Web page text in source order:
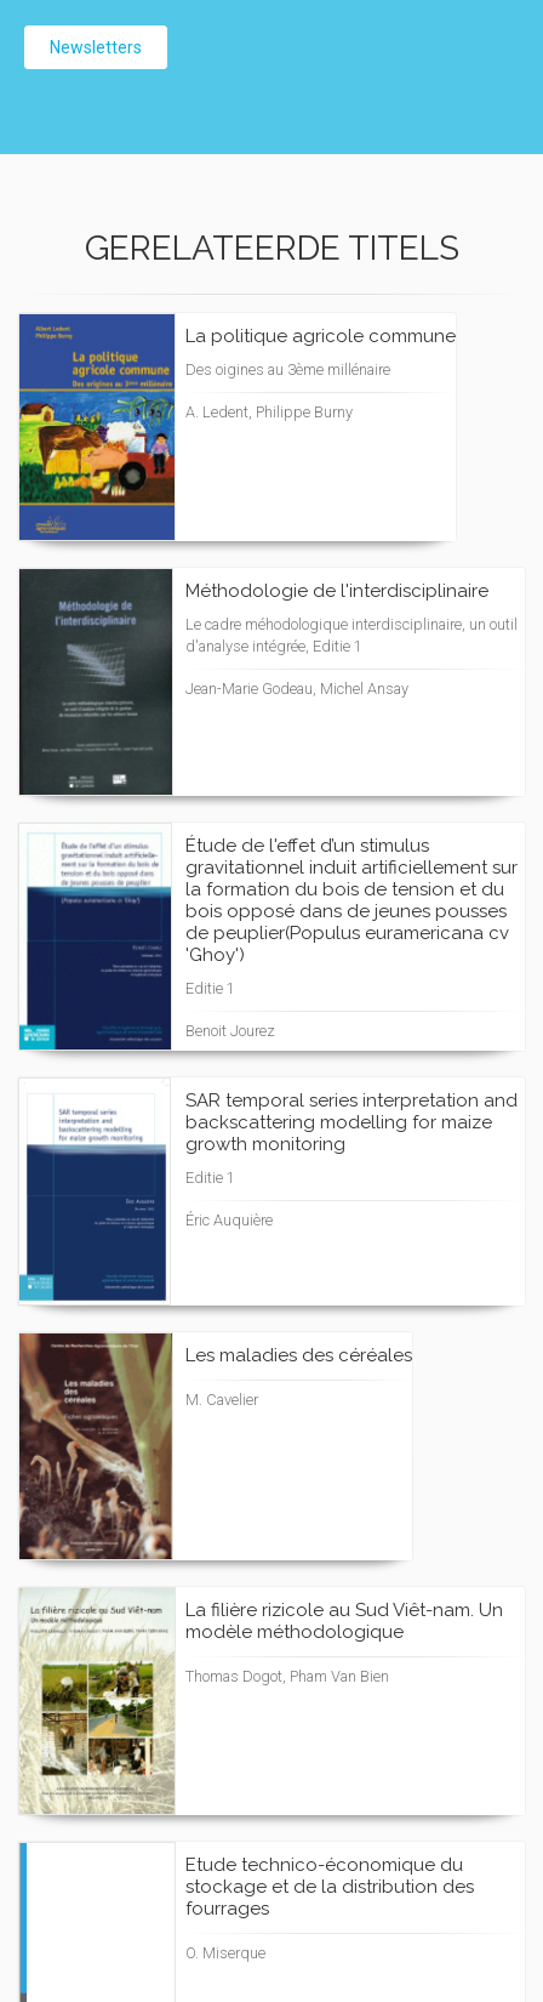
Newsletters
GERELATEERDE TITELS
La politique agricole commune
Des oigines au 3ème millénaire
A. Ledent, Philippe Burny
Méthodologie de l'interdisciplinaire
Le cadre méhodologique interdisciplinaire, un outil
d'analyse intégrée, Editie 1
Jean-Marie Godeau, Michel Ansay
Étude de l'effet d’un stimulus
gravitationnel induit artificiellement sur
la formation du bois de tension et du
bois opposé dans de jeunes pousses
de peuplier(Populus euramericana cv
'Ghoy')
Editie 1
Benoit Jourez
SAR temporal series interpretation and
backscattering modelling for maize
growth monitoring
Editie 1
Éric Auquière
Les maladies des céréales
M. Cavelier
La filière rizicole au Sud Viêt-nam. Un
modèle méthodologique
Thomas Dogot, Pham Van Bien
Etude technico-économique du
stockage et de la distribution des
fourrages
O. Miserque